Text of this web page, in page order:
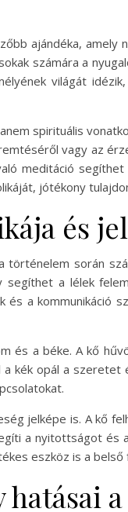
ajándéka, amely
számára a
világát
spirituális
vagy az
meditáció
jótékony
és
történelem során
segíthet a lélek
és a kommunikáció
és a béke. A kő
kék opál a
jelképe is. A kő
a nyitottságot és
eszköz is a